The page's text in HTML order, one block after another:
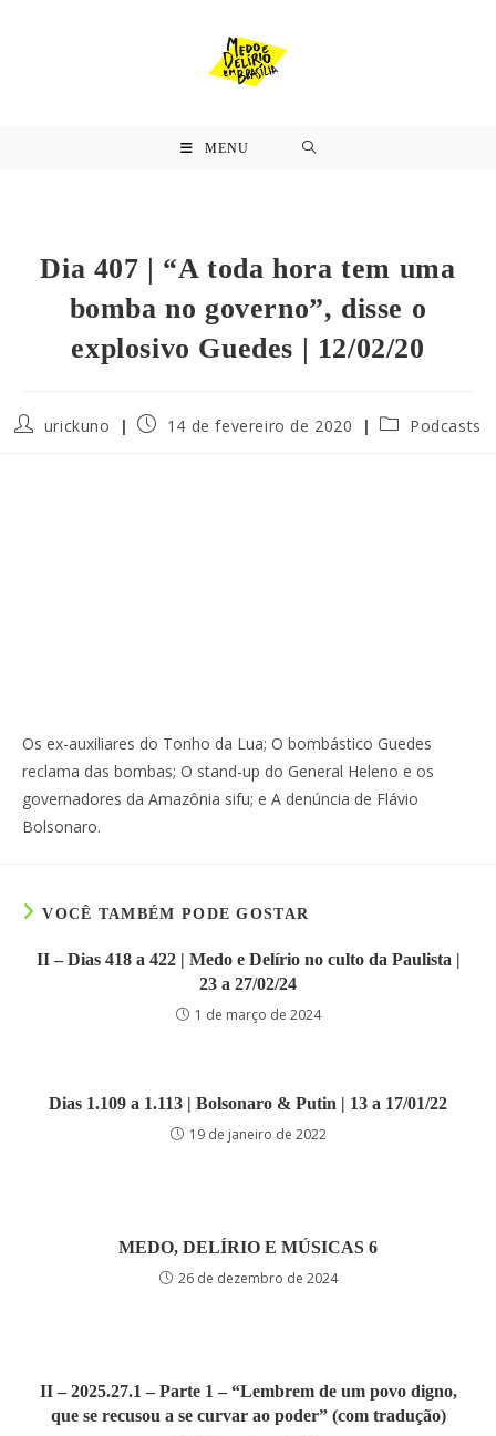
MENU
Dia 407 | “A toda hora tem uma
bomba no governo”, disse o
explosivo Guedes | 12/02/20
urickuno 14 de fevereiro de 2020 Podcasts
Os ex-auxiliares do Tonho da Lua; O bombástico Guedes
reclama das bombas; O stand-up do General Heleno e os
governadores da Amazônia sifu; e A denúncia de Flávio
Bolsonaro.
VOCÊ TAMBÉM PODE GOSTAR
II – Dias 418 a 422 | Medo e Delírio no culto da Paulista |
23 a 27/02/24
1 de março de 2024
Dias 1.109 a 1.113 | Bolsonaro & Putin | 13 a 17/01/22
19 de janeiro de 2022
MEDO, DELÍRIO E MÚSICAS 6
26 de dezembro de 2024
II – 2025.27.1 – Parte 1 – “Lembrem de um povo digno,
que se recusou a se curvar ao poder” (com tradução)